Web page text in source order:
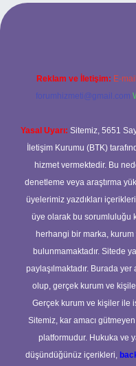
adresi
Reklam ve İletişim: E-
forumhizmeti@gmail.com
Yasal Uyarı: Sitemiz, 5651
İletişim Kurumu (BTK)
hizmet vermektedir. Bu
denetleme veya araştırma
üyelerimiz yazdıkları
üye olarak bu sorumluluğu
herhangi bir marka, kurum
bulunmamaktadır. Sitede
paylaşılmaktadır. Burada
olup, gerçek kurum ve
Gerçek kurum ve kişiler ile
Sitemiz, kar amacı
platformudur. Hukuka ve
düşündüğünüz içerikleri,